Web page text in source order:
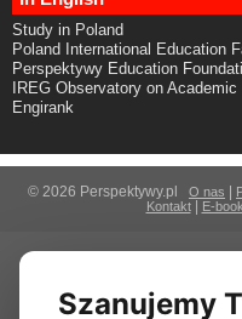
Study in Poland
Poland International Education
Perspektywy Education
IREG Observatory on
Engirank
© 2026 Perspektywy.pl O nas
Kontakt| E-
Szanujemy